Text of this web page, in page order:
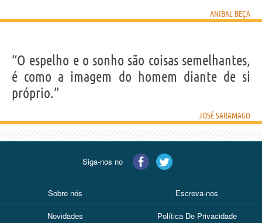
ANIBAL BEÇA
“O espelho e o sonho são coisas semelhantes,
é como a imagem do homem diante de si
próprio.”
JOSÉ SARAMAGO
Siga-nos no
Sobre nós Escreva-nos
Novidades Política De Privacidade